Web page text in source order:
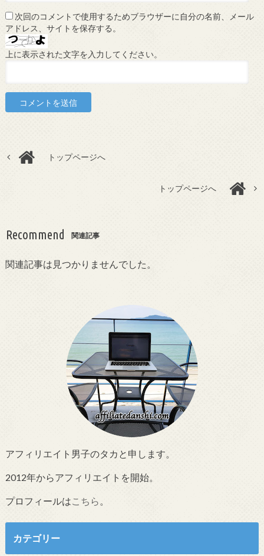
次回のコメントで使用するためブラウザーに自分の名前、メール
アドレス、サイトを保存する。
上に表示された文字を入力してください。
トップページへ
トップページへ
Recommend 関連記事
関連記事は見つかりませんでした。
アフィリエイト男子のタカと申します。
2012年からアフィリエイトを開始。
プロフィールはこちら 。
カテゴリー